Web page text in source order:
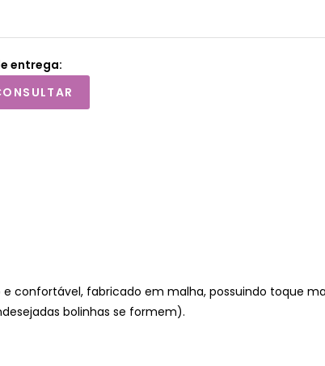
entrega:
confortável, fabricado em malha, possuindo toque
bolinhas se formem).